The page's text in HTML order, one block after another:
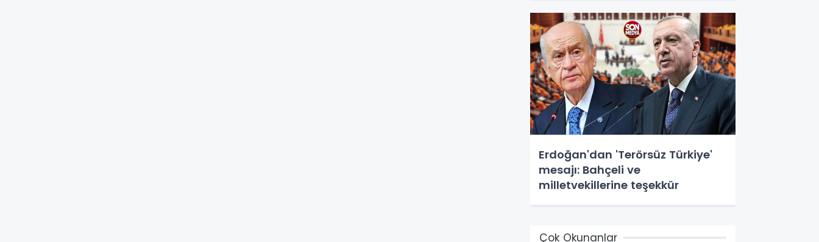
Erdoğan'dan 'Terörsüz Türkiye'
mesajı: Bahçeli ve
milletvekillerine teşekkür
Çok Okunanlar